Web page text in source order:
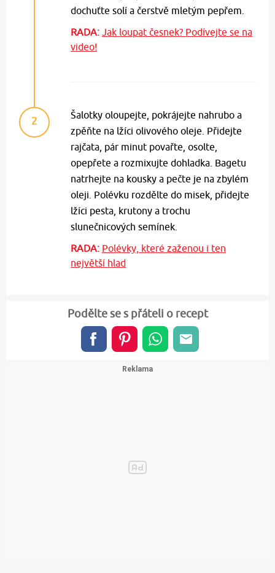
dochuťte solí a čerstvě mletým pepřem.
RADA: Jak loupat česnek? Podívejte se na
video!
2
Šalotky oloupejte, pokrájejte nahrubo a
zpěňte na lžíci olivového oleje. Přidejte
rajčata, pár minut povařte, osolte,
opepřete a rozmixujte dohladka. Bagetu
natrhejte na kousky a pečte je na zbylém
oleji. Polévku rozdělte do misek, přidejte
lžíci pesta, krutony a trochu
slunečnicových semínek.
RADA: Polévky, které zaženou i ten
největší hlad
Podělte se s přáteli o recept